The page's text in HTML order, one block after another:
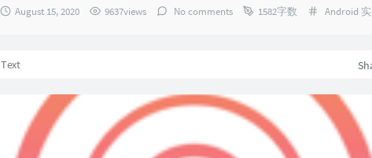
发
August 15, 2020 9637views No comments 1582字数 Categories
Android
Text